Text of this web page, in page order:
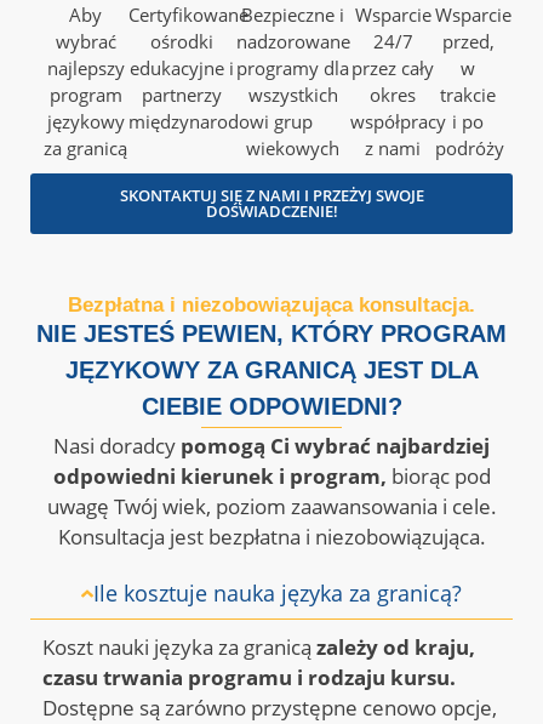
Aby
wybrać
najlepszy
program
językowy
za granicą
Certyfikowane
ośrodki
edukacyjne i
partnerzy
międzynarodowi
Bezpieczne i
nadzorowane
programy dla
wszystkich
grup
wiekowych
Wsparcie
24/7
przez cały
okres
współpracy
z nami
Wsparcie
przed,
w
trakcie
i po
podróży
SKONTAKTUJ SIĘ Z NAMI I PRZEŻYJ SWOJE
DOŚWIADCZENIE!
Bezpłatna i niezobowiązująca konsultacja.
NIE JESTEŚ PEWIEN, KTÓRY PROGRAM
JĘZYKOWY ZA GRANICĄ JEST DLA
CIEBIE ODPOWIEDNI?
Nasi doradcy pomogą Ci wybrać najbardziej
odpowiedni kierunek i program, biorąc pod
uwagę Twój wiek, poziom zaawansowania i cele.
Konsultacja jest bezpłatna i niezobowiązująca.
Ile kosztuje nauka języka za granicą?
Koszt nauki języka za granicą zależy od kraju,
czasu trwania programu i rodzaju kursu.
Dostępne są zarówno przystępne cenowo opcje,